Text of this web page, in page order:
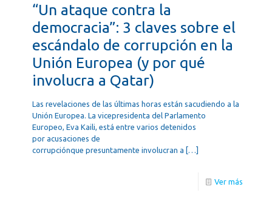
“Un ataque contra la
democracia”: 3 claves sobre el
escándalo de corrupción en la
Unión Europea (y por qué
involucra a Qatar)
Las revelaciones de las últimas horas están sacudiendo a la
Unión Europea. La vicepresidenta del Parlamento
Europeo, Eva Kaili, está entre varios detenidos
por acusaciones de
corrupciónque presuntamente involucran a […]
Ver más